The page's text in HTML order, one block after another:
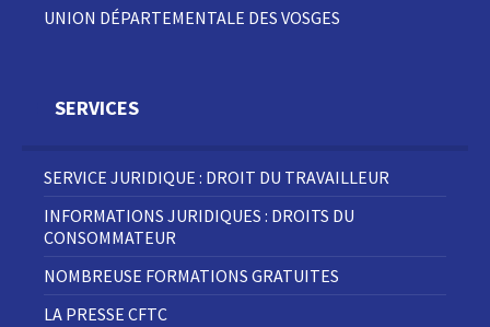
UNION DÉPARTEMENTALE DES VOSGES
SERVICES
SERVICE JURIDIQUE : DROIT DU TRAVAILLEUR
INFORMATIONS JURIDIQUES : DROITS DU
CONSOMMATEUR
NOMBREUSE FORMATIONS GRATUITES
LA PRESSE CFTC